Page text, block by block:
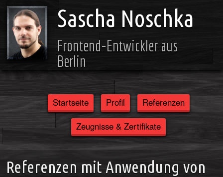
Sascha Noschka
Frontend-Entwickler aus
Berlin
Startseite Profil
Referenzen
Zeugnisse & Zertifikate
Referenzen mit Anwendung von